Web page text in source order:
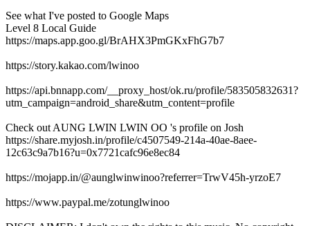
See what I've posted to Google Maps
Level 8 Local Guide
https://maps.app.goo.gl/BrAHX3PmGKxFhG7b7
https://story.kakao.com/lwinoo
https://api.bnnapp.com/__proxy_host/ok.ru/profile/583505832631?
utm_campaign=android_share&utm_content=profile
Check out AUNG LWIN LWIN OO 's profile on Josh
https://share.myjosh.in/profile/c4507549-214a-40ae-8aee-
12c63c9a7b16?u=0x7721cafc96e8ec84
https://mojapp.in/@aunglwinwinoo?referrer=TrwV45h-yrzoE7
https://www.paypal.me/zotunglwinoo